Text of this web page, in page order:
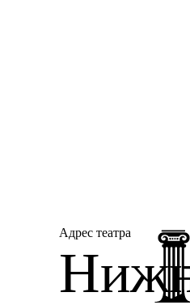
Адрес театра